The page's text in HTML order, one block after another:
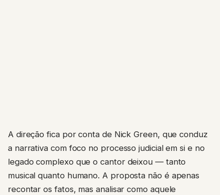
A direção fica por conta de Nick Green, que conduz
a narrativa com foco no processo judicial em si e no
legado complexo que o cantor deixou — tanto
musical quanto humano. A proposta não é apenas
recontar os fatos, mas analisar como aquele